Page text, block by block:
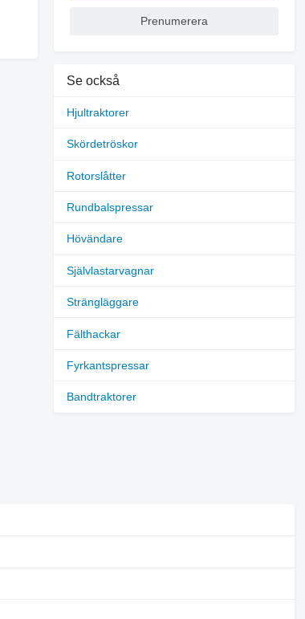
Prenumerera
Se också
Hjultraktorer
Skördetröskor
Rotorslåtter
Rundbalspressar
Hövändare
Självlastarvagnar
Strängläggare
Fälthackar
Fyrkantspressar
Bandtraktorer